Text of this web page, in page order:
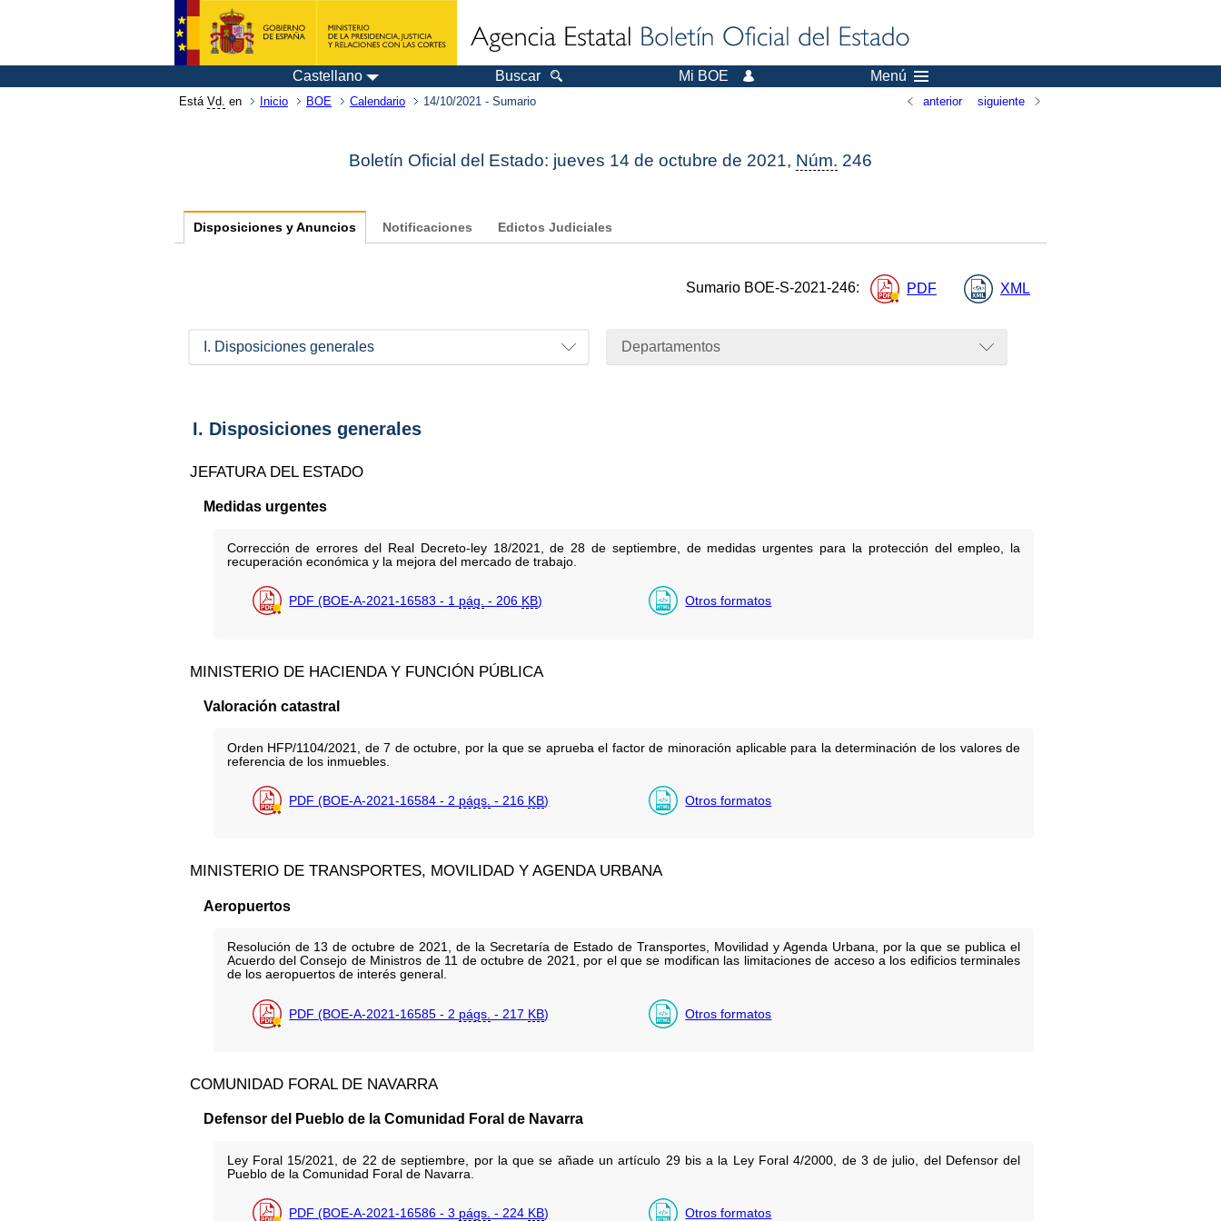
Castellano Buscar Mi BOE Menú
Está Vd. en Inicio BOE Calendario 14/10/2021 - Sumario anterior siguiente
Boletín Oficial del Estado: jueves 14 de octubre de 2021, Núm. 246
Disposiciones y Anuncios Notificaciones Edictos Judiciales
Sumario BOE-S-2021-246: PDF XML
I. Disposiciones generales Departamentos
I. Disposiciones generales
JEFATURA DEL ESTADO
Medidas urgentes
Corrección de errores del Real Decreto-ley 18/2021, de 28 de septiembre, de medidas urgentes para la protección del empleo, la
recuperación económica y la mejora del mercado de trabajo.
PDF (BOE-A-2021-16583 - 1 pág. - 206 KB) Otros formatos
MINISTERIO DE HACIENDA Y FUNCIÓN PÚBLICA
Valoración catastral
Orden HFP/1104/2021, de 7 de octubre, por la que se aprueba el factor de minoración aplicable para la determinación de los valores de
referencia de los inmuebles.
PDF (BOE-A-2021-16584 - 2 págs. - 216 KB) Otros formatos
MINISTERIO DE TRANSPORTES, MOVILIDAD Y AGENDA URBANA
Aeropuertos
Resolución de 13 de octubre de 2021, de la Secretaría de Estado de Transportes, Movilidad y Agenda Urbana, por la que se publica el
Acuerdo del Consejo de Ministros de 11 de octubre de 2021, por el que se modifican las limitaciones de acceso a los edificios terminales
de los aeropuertos de interés general.
PDF (BOE-A-2021-16585 - 2 págs. - 217 KB) Otros formatos
COMUNIDAD FORAL DE NAVARRA
Defensor del Pueblo de la Comunidad Foral de Navarra
Ley Foral 15/2021, de 22 de septiembre, por la que se añade un artículo 29 bis a la Ley Foral 4/2000, de 3 de julio, del Defensor del
Pueblo de la Comunidad Foral de Navarra.
PDF (BOE-A-2021-16586 - 3 págs. - 224 KB) Otros formatos